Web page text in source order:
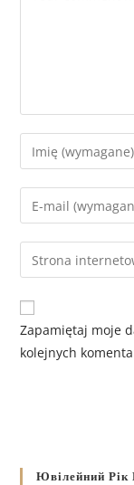
Zapamiętaj moje
kolejnych
Ювілейний Рік